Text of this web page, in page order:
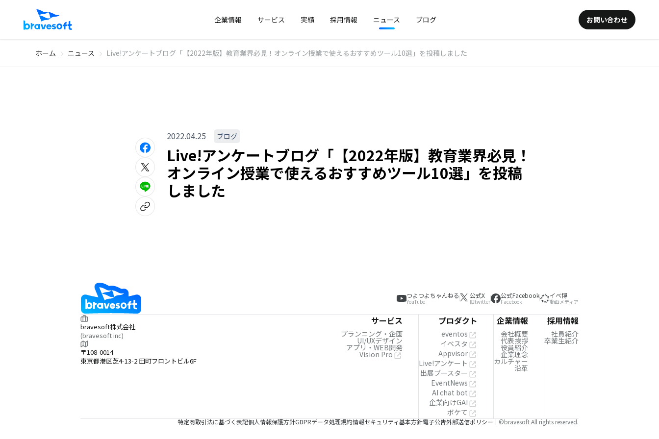
企業情報 サービス 実績 採用情報 ニュース ブログ お問い合わせ
ホーム ニュース Live!アンケートブログ「【2022年版】教育業界必見！オンライン授業で使えるおすすめツール10選」を投稿しました
2022.04.25 ブログ
Live!アンケートブログ「【2022年版】教育業界必見！
オンライン授業で使えるおすすめツール10選」を投稿
しました
つよつよちゃんねる
YouTube
公式X
旧twitter
公式Facebook
Facebook
イベ博
動画メディア
bravesoft株式会社
(bravesoft inc)
〒108-0014
東京都港区芝4-13-2 田町フロントビル6F
サービス
プランニング・企画
UI/UXデザイン
アプリ・WEB開発
Vision Pro
プロダクト
eventos
イベスタ
Appvisor
Live!アンケート
出展ブースター
EventNews
AI chat bot
企業向けGAI
ボケて
企業情報
会社概要
代表挨拶
役員紹介
企業理念
カルチャー
沿革
採用情報
社員紹介
卒業生紹介
特定商取引法に基づく表記個人情報保護方針GDPRデータ処理規約情報セキュリティ基本方針電子公告外部送信ポリシー ©bravesoft All rights reserved.